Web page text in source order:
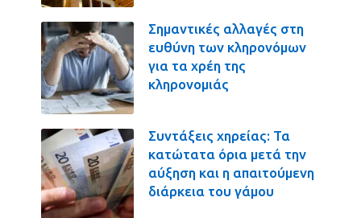
Σημαντικές αλλαγές στη
ευθύνη των κληρονόμων
για τα χρέη της
κληρονομιάς
Συντάξεις χηρείας: Τα
κατώτατα όρια μετά την
αύξηση και η απαιτούμενη
διάρκεια του γάμου